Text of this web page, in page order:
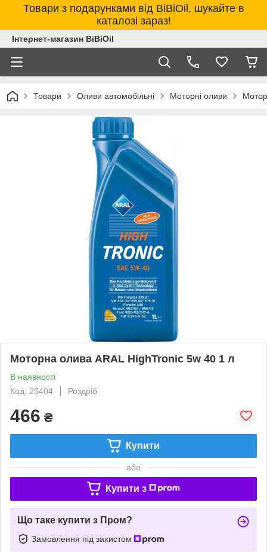
Товари з подарунками від BiBiOil, шукайте в
каталозі зараз!
Інтернет-магазин BiBiOil
Товари Оливи автомобільні Моторні оливи
Моторна олива ARAL HighTronic 5w 40 1 л
В наявності
Код: 25404
Роздріб
466 ₴
Купити
або
Купити з
Що таке купити з Пром?
Замовлення під захистом